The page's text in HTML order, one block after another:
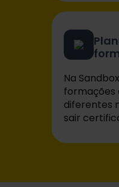
Na
formações
diferentes
sair